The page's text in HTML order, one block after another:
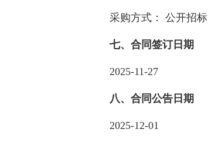
采购方式： 公开招标
七、合同签订日期
2025-11-27
八、合同公告日期
2025-12-01